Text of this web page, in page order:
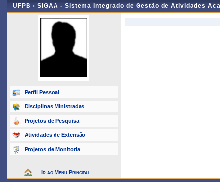
UFPB › SIGAA - Sistema Integrado de Gestão de Atividades
Perfil Pessoal
Disciplinas Ministradas
Projetos de Pesquisa
Atividades de Extensão
Projetos de Monitoria
Ir ao Menu Principal
-